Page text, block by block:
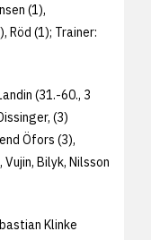
(1),
Röd (1); Trainer:
(31.-60., 3
(3)
Öfors (3),
Bilyk, Nilsson
Klinke